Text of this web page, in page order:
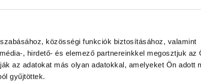
közösségi funkciók biztosításához, valamint
, hirdető- és elemező partnereinkkel megosztjuk az
az adatokat más olyan adatokkal, amelyeket Ön adott
gyűjtöttek.
a gumikat a szezonon kívül?